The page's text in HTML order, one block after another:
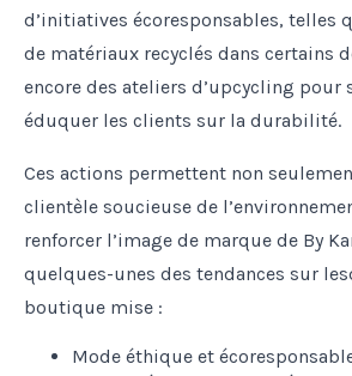
d’initiatives écoresponsables, telles
de matériaux recyclés dans certains
encore des ateliers d’upcycling pour
éduquer les clients sur la durabilité.
Ces actions permettent non
clientèle soucieuse de
renforcer l’image de marque de By
quelques-unes des tendances sur
boutique mise :
Mode éthique et